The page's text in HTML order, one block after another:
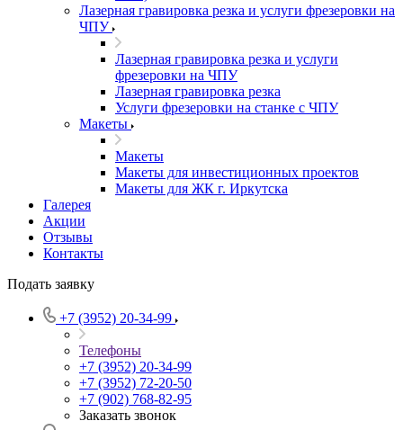
Лазерная гравировка резка и услуги фрезеровки на
ЧПУ
Лазерная гравировка резка и услуги
фрезеровки на ЧПУ
Лазерная гравировка резка
Услуги фрезеровки на станке с ЧПУ
Макеты
Макеты
Макеты для инвестиционных проектов
Макеты для ЖК г. Иркутска
Галерея
Акции
Отзывы
Контакты
Подать заявку
+7 (3952) 20-34-99
Телефоны
+7 (3952) 20-34-99
+7 (3952) 72-20-50
+7 (902) 768-82-95
Заказать звонок